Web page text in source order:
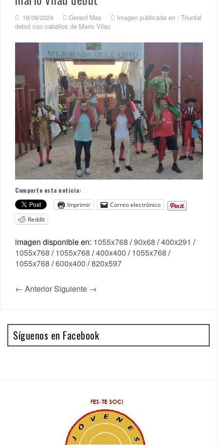
18/09/2024 Gerard Mas Imagen publicada en : Triunfal
debut con caballos de Mario Vilau
Comparte esta noticia:
Imprimir
Correo electrónico
Reddit
imagen disponible en: 1055x768 /90x68 /400x291 /
1055x768 /1055x768 /400x400 /1055x768 /
1055x768 /600x400 /820x597
← Anterior Siguiente →
Síguenos en Facebook